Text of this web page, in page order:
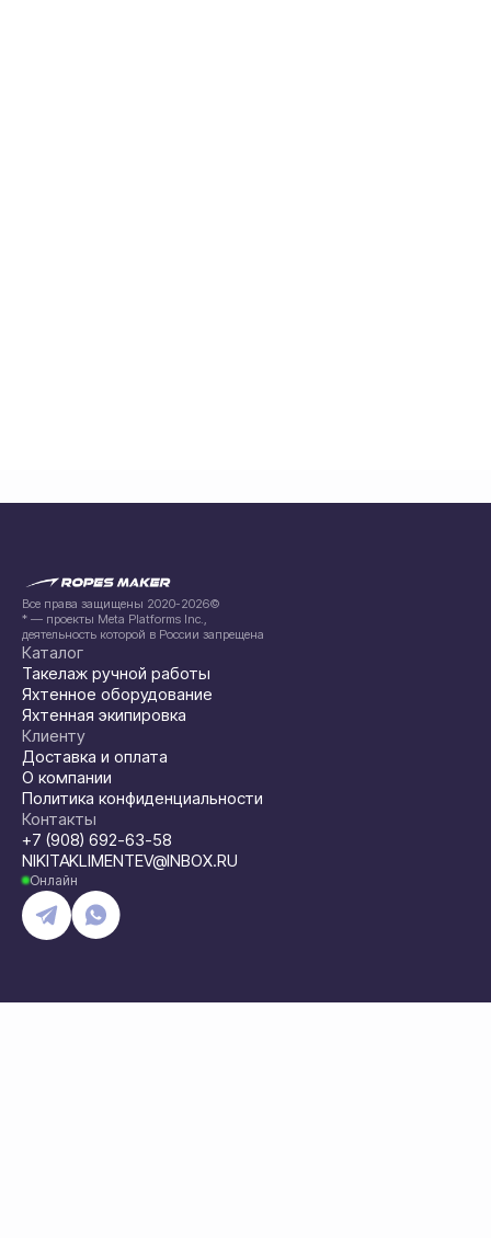
Все права защищены 2020-2026©
* — проекты Meta Platforms Inc.,
деятельность которой в России запрещена
Каталог
Такелаж ручной работы
Яхтенное оборудование
Яхтенная экипировка
Клиенту
Доставка и оплата
О компании
Политика конфиденциальности
Контакты
+7 (908) 692-63-58
NIKITAKLIMENTEV@INBOX.RU
Онлайн